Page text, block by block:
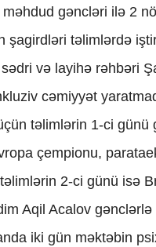
gəncləri ilə 2
şagirdləri təlimlərdə
sədri və layihə rəhbəri
cəmiyyət
təlimlərin 1-ci
çempionu,
2-ci günü isə
Aqil Acalov gənclərlə
iki gün məktəbin